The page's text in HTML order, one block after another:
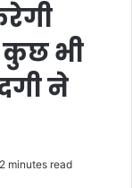
कुछ भी
ने
2 minutes read